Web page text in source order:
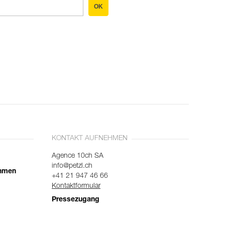
OK
KONTAKT AUFNEHMEN
Agence 10ch SA
info@petzl.ch
+41 21 947 46 66
Kontaktformular
Pressezugang